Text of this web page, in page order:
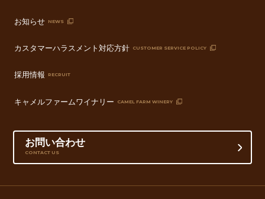
お知らせ NEWS
カスタマーハラスメント対応方針 CUSTOMER SERVICE POLICY
採用情報 RECRUIT
キャメルファームワイナリー CAMEL FARM WINERY
お問い合わせ
CONTACT US